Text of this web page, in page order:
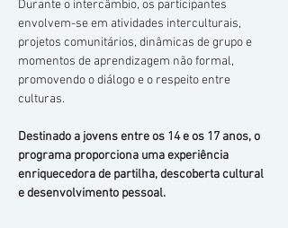
Durante o intercâmbio, os participantes
envolvem-se em atividades interculturais,
projetos comunitários, dinâmicas de grupo e
momentos de aprendizagem não formal,
promovendo o diálogo e o respeito entre
culturas.
Destinado a jovens entre os 14 e os 17 anos, o
programa proporciona uma experiência
enriquecedora de partilha, descoberta cultural
e desenvolvimento pessoal.